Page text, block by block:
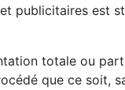
publicitaires est
totale ou
que ce soit,